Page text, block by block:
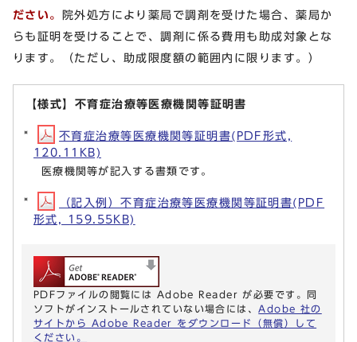
ださい。
院外処方により薬局で調剤を受けた場合、薬局か
らも証明を受けることで、調剤に係る費用も助成対象とな
ります。（ただし、助成限度額の範囲内に限ります。）
【様式】不育症治療等医療機関等証明書
不育症治療等医療機関等証明書(PDF形式,
120.11KB)
医療機関等が記入する書類です。
（記入例）不育症治療等医療機関等証明書(PDF
形式, 159.55KB)
PDFファイルの閲覧には Adobe Reader が必要です。同
ソフトがインストールされていない場合には、 Adobe 社の
サイトから Adobe Reader をダウンロード（無償）して
ください。